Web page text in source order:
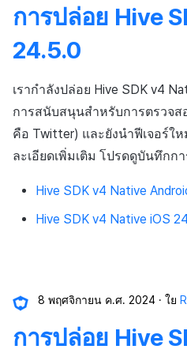
การปล่อย Hive
24.5.0
เรากำลังปล่อย Hive SDK v4
การสนับสนุนสำหรับการตรวจส
คือ Twitter) และยังนำฟีเจอร์ใ
ละเอียดเพิ่มเติม โปรดดูบันทึกก
Hive SDK v4 Native
Hive SDK v4 Native iOS
8 พฤศจิกายน ค.ศ. 2024 ใย
การปล่อย Hive